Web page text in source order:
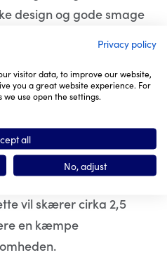
design og gode smage
med.
De to nye
med et
om et samarbejde
vil skærer cirka 2,5
en kæmpe
Privacy policy
visitor data, to improve our website,
you a great website experience. For
use open the settings.
all
No, adjust